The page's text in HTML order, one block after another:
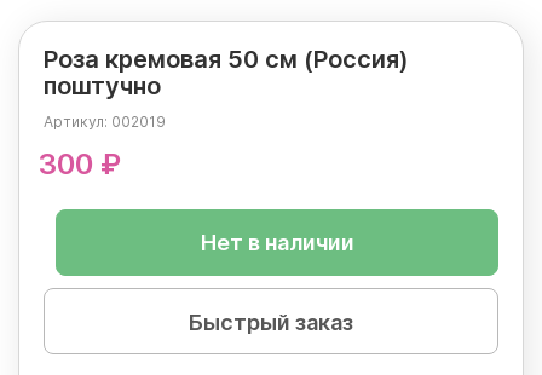
Роза кремовая 50 см (Россия)
поштучно
Артикул: 002019
300 ₽
Нет в наличии
Быстрый заказ